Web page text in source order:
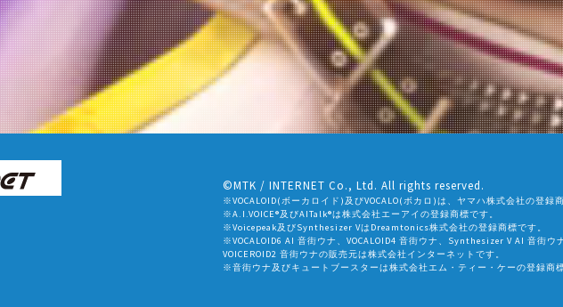
©MTK / INTERNET Co., Ltd. All rights reserved.
※VOCALOID(ボーカロイド)及びVOCALO(ボカロ)は、ヤマハ株式会社の登録商
※A.I.VOICE®及びAITalk®は株式会社エーアイの登録商標です。
※Voicepeak及びSynthesizer VはDreamtonics株式会社の登録商標です。
※VOCALOID6 AI 音街ウナ、VOCALOID4 音街ウナ、Synthesizer V AI 音街ウ
VOICEROID2 音街ウナの販売元は株式会社インターネットです。
※音街ウナ及びキュートブースターは株式会社エム・ティー・ケーの登録商標